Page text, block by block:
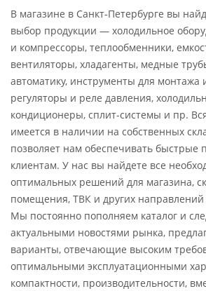
В магазине в Санкт-Петербурге вы
выбор продукции — холодильное
и компрессоры, теплообменники,
вентиляторы, хладагенты, медные
автоматику, инструменты для монтажа
регуляторы и реле давления,
кондиционеры, сплит-системы и пр.
имеется в наличии на собственных
позволяет нам обеспечивать быстрые
клиентам. У нас вы найдете все
оптимальных решений для магазина,
помещения, ТВК и других направлений
Мы постоянно пополняем каталог и
актуальными новостями рынка,
варианты, отвечающие высоким
оптимальными эксплуатационными
компактности, производительности,